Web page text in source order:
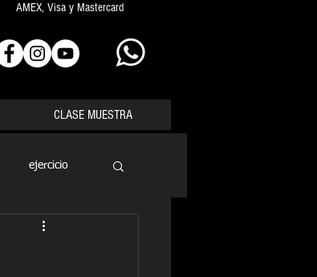
AMEX, Visa y Mastercard
CLASE MUESTRA
ejercicio